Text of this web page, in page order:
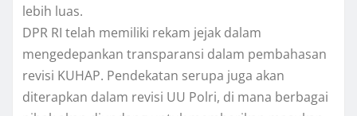
lebih luas.
DPR RI telah memiliki rekam jejak dalam
mengedepankan transparansi dalam pembahasan
revisi KUHAP. Pendekatan serupa juga akan
diterapkan dalam revisi UU Polri, di mana berbagai